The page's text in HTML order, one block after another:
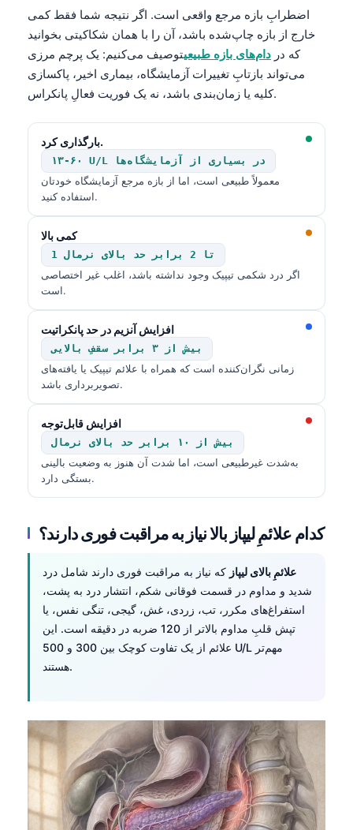
اضطرابِ بازه مرجع واقعی است. اگر نتیجه شما فقط کمی
خارج از بازه چاپ‌شده باشد، آن را با همان شکاکیتی بخوانید
که در دام‌های بازه طبیعیتوصیف می‌کنیم: یک پرچم مرزی
می‌تواند بازتابِ تغییرات آزمایشگاه، بیماری اخیر، پاکسازی
کلیه یا زمان‌بندی باشد، نه یک فوریت فعالِ پانکراس.
بارگذاری کرد.
۱۳-۶۰ U/L در بسیاری از آزمایشگاه‌ها
معمولاً طبیعی است، اما از بازه مرجع آزمایشگاه خودتان
استفاده کنید.
کمی بالا
1 تا 2 برابر حد بالای نرمال
اگر درد شکمی تیپیک وجود نداشته باشد، اغلب غیر اختصاصی
است.
افزایش آنزیم در حد پانکراتیت
بیش از ۳ برابر سقفِ بالایی
زمانی نگران‌کننده است که همراه با علائم تیپیک یا یافته‌های
تصویربرداری باشد.
افزایش قابل‌توجه
بیش از ۱۰ برابر حد بالای نرمال
به‌شدت غیرطبیعی است، اما شدت آن هنوز به وضعیت بالینی
بستگی دارد.
کدام علائمِ لیپاز بالا نیاز به مراقبت فوری دارند؟
علائمِ بالای لیپاز که نیاز به مراقبت فوری دارند شامل درد
شدید و مداوم در قسمت فوقانی شکم، انتشار درد به پشت،
استفراغ‌های مکرر، تب، زردی، غش، گیجی، تنگی نفس، یا
تپش قلبِ مداوم بالاتر از 120 ضربه در دقیقه است. این
علائم از یک تفاوت کوچک بین 300 و 500 U/L مهم‌تر
هستند.